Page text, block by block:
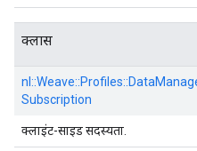
क्लास
nl::Weave::Profiles::
Subscription
क्लाइंट-साइड सदस्यता.